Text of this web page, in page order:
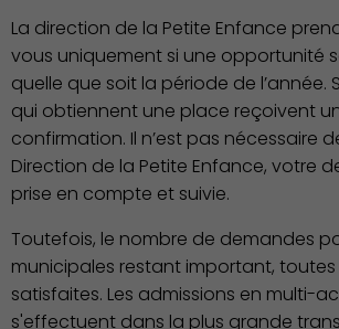
Associations et
La direction de la Petite Enfance
vous uniquement si une opportunité
quelle que soit la période de l’année.
qui obtiennent une place reçoivent
confirmation. Il n’est pas nécessaire
Direction de la Petite Enfance, votre
prise en compte et suivie.
Toutefois, le nombre de demandes
municipales restant important,
satisfaites. Les admissions en multi-
s'effectuent dans la plus grande